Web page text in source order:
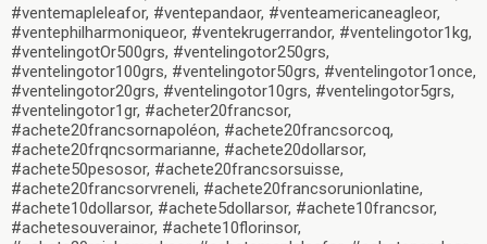
#ventemapleleafor, #ventepandaor, #venteamericaneagleor,
#ventephilharmoniqueor, #ventekrugerrandor, #ventelingotor1kg,
#ventelingotOr500grs, #ventelingotor250grs,
#ventelingotor100grs, #ventelingotor50grs, #ventelingotor1once,
#ventelingotor20grs, #ventelingotor10grs, #ventelingotor5grs,
#ventelingotor1gr, #acheter20francsor,
#achete20francsornapoléon, #achete20francsorcoq,
#achete20frqncsormarianne, #achete20dollarsor,
#achete50pesosor, #achete20francsorsuisse,
#achete20francsorvreneli, #achete20francsorunionlatine,
#achete10dollarsor, #achete5dollarsor, #achete10francsor,
#achetesouverainor, #achete10florinsor,